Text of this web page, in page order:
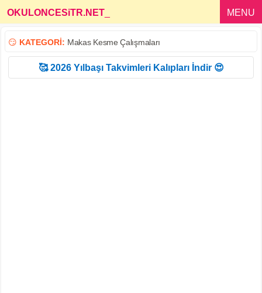
OKULONCESiTR.NET MENU
😏 KATEGORİ: Makas Kesme Çalışmaları
🥰 2026 Yılbaşı Takvimleri Kalıpları İndir 😍